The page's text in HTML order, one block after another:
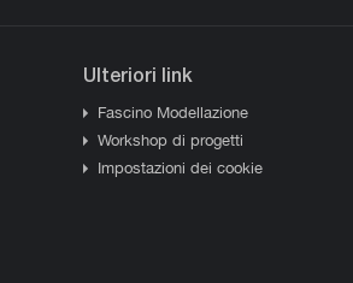
Ulteriori link
Fascino Modellazione
Workshop di progetti
Impostazioni dei cookie